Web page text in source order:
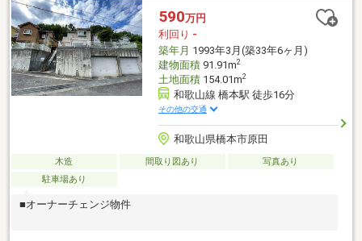
590万円
利回り -
築年月 1993年3月(築33年6ヶ月)
建物面積91.91m2
土地面積154.01m2
和歌山線 橋本駅 徒歩16分
その他の交通
和歌山県橋本市原田
木造 間取り図あり
写真あり
駐車場あり
■オーナーチェンジ物件